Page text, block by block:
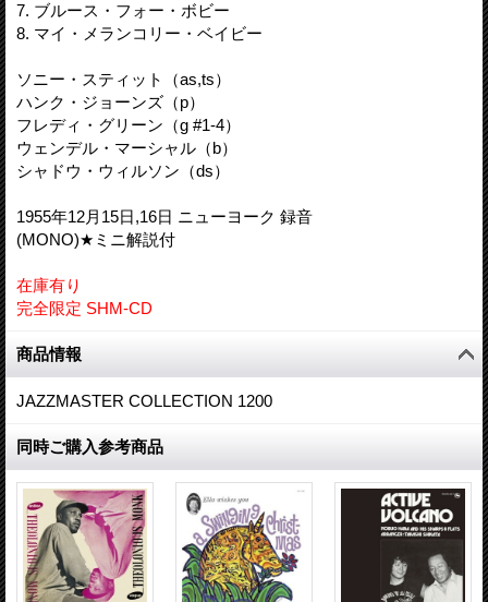
7. ブルース・フォー・ボビー
8. マイ・メランコリー・ベイビー
ソニー・スティット（as,ts）
ハンク・ジョーンズ（p）
フレディ・グリーン（g #1-4）
ウェンデル・マーシャル（b）
シャドウ・ウィルソン（ds）
1955年12月15日,16日 ニューヨーク 録音
(MONO)★ミニ解説付
在庫有り
完全限定 SHM-CD
商品情報
JAZZMASTER COLLECTION 1200
同時ご購入参考商品